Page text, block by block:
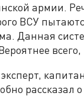
армии.
ВСУ
Данная
рассказал